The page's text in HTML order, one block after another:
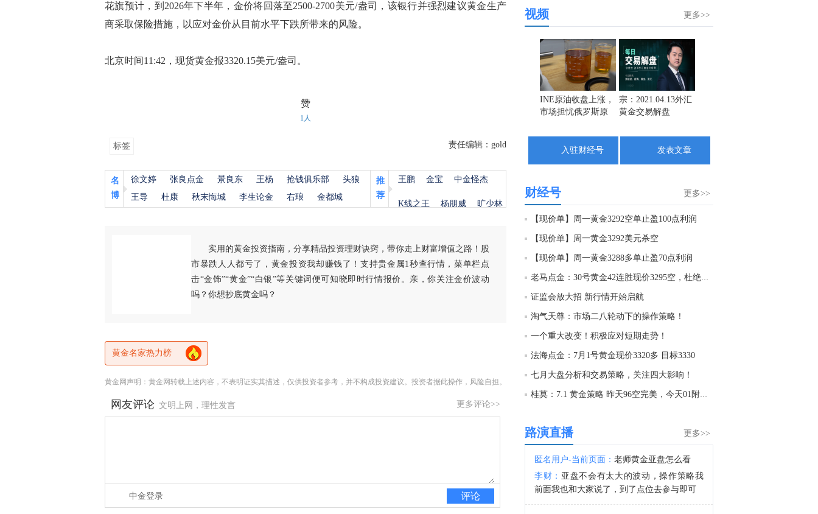
花旗预计，到2026年下半年，金价将回落至2500-2700美元/盎司，该银行并强烈建议黄金生产
商采取保险措施，以应对金价从目前水平下跌所带来的风险。
北京时间11:42，现货黄金报3320.15美元/盎司。
赞
1人
标签 责任编辑：gold
名
博
徐文婷 张良点金 景良东 王杨 抢钱俱乐部
头狼
王导
杜康 秋末悔城 李生论金 右琅 金都城
推
荐
王鹏 金宝 中金怪杰
K线之王 杨朋威 旷少林
实用的黄金投资指南，分享精品投资理财诀窍，带你走上财富增值之路！股
市暴跌人人都亏了，黄金投资我却赚钱了！支持贵金属1秒查行情，菜单栏点
击“金饰”“黄金”“白银”等关键词便可知晓即时行情报价。亲，你关注金价波动
吗？你想抄底黄金吗？
黄金名家热力榜
黄金网声明：黄金网转载上述内容，不表明证实其描述，仅供投资者参考，并不构成投资建议。投资者据此操作，风险自担。
更多评论>>
网友评论 文明上网，理性发言
评论
中金登录
13:31:12
13:30:49
13:30:02
8月6日芝加哥商业交易所（CME）金属类商品成交量报告已在金十数据中心更新！欢迎点击查看
13:20:25
13:20:15
更多>>
视频
INE原油收盘上涨，
市场担忧俄罗斯原
宗：2021.04.13外汇
黄金交易解盘
入驻财经号 发表文章
更多>>
财经号
【现价单】周一黄金3292空单止盈100点利润
【现价单】周一黄金3292美元杀空
【现价单】周一黄金3288多单止盈70点利润
老马点金：30号黄金42连胜现价3295空，杜绝一切马后炮！
证监会放大招 新行情开始启航
淘气天尊：市场二八轮动下的操作策略！
一个重大改变！积极应对短期走势！
法海点金：7月1号黄金现价3320多 目标3330
七月大盘分析和交易策略，关注四大影响！
桂莫：7.1 黄金策略 昨天96空完美，今天01附近多！
更多>>
路演直播
匿名用户-当前页面： 老师黄金亚盘怎么看
李财： 亚盘不会有太大的波动，操作策略我
前面我也和大家说了，到了点位去参与即可